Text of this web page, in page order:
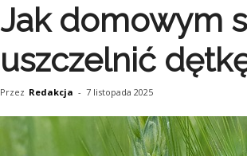
Jak domowym
uszczelnić
Przez Redakcja - 7 listopada 2025